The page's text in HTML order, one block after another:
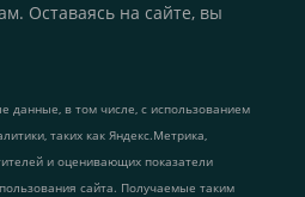
Оставаясь на сайте, вы
данные, в том числе, с использованием
таких как Яндекс.Метрика,
и оценивающих показатели
сайта. Получаемые таким